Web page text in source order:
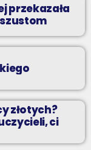
przekazała
złotych?
ci